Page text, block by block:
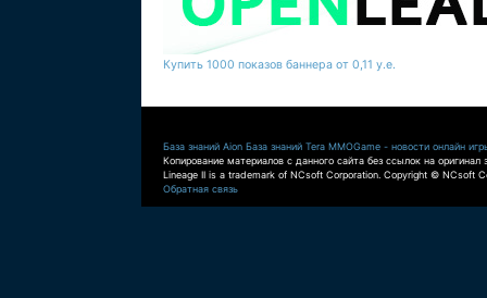
Купить 1000 показов баннера от 0,11 у.е.
База знаний Aion База знаний Tera MMOGame - новости онлайн
Копирование материалов с данного сайта без ссылок на оригинал
Lineage II is a trademark of NCsoft Corporation. Copyright © NCsoft
Обратная связь